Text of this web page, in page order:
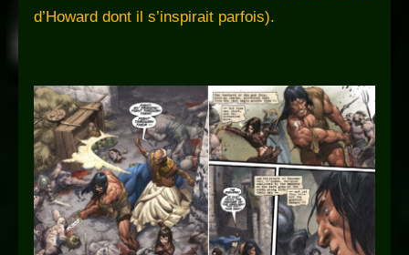
d’Howard dont il s’inspirait parfois).